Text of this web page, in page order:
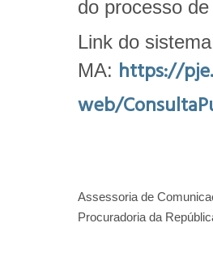
do processo
Link do
MA: https://
web/
Assessoria de
Procuradoria da